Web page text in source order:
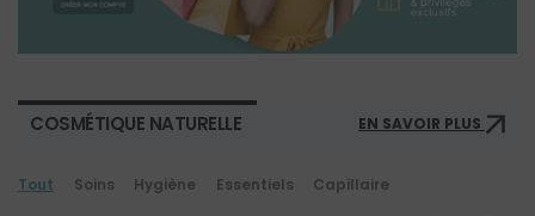
COSMÉTIQUE NATURELLE EN SAVOIR PLUS
Tout Soins Hygiène Essentiels Capillaire